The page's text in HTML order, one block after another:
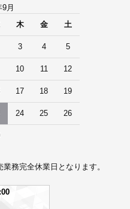
月
木 金 土
3 4 5
10 11 12
17 18 19
24 25 26
務完全休業日となります。